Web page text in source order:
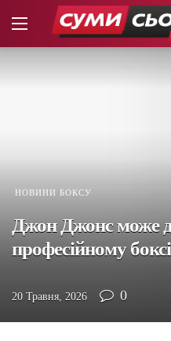
НОВИНИ БОКСУ
Джон Джонс може
професійному боксі
20 Травня, 2026 0